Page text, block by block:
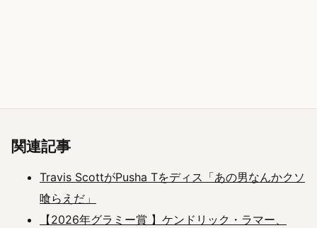
関連記事
Travis ScottがPusha Tをディス「あの男なんかクソ
喰らえだ」
【2026年グラミー賞 】ケンドリック・ラマー、